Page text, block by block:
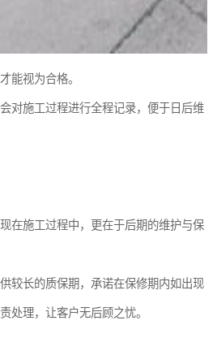
能视为合格。
对施工过程进行全程记录，便于日后维
在施工过程中，更在于后期的维护与保
较长的质保期，承诺在保修期内如出现
处理，让客户无后顾之忧。